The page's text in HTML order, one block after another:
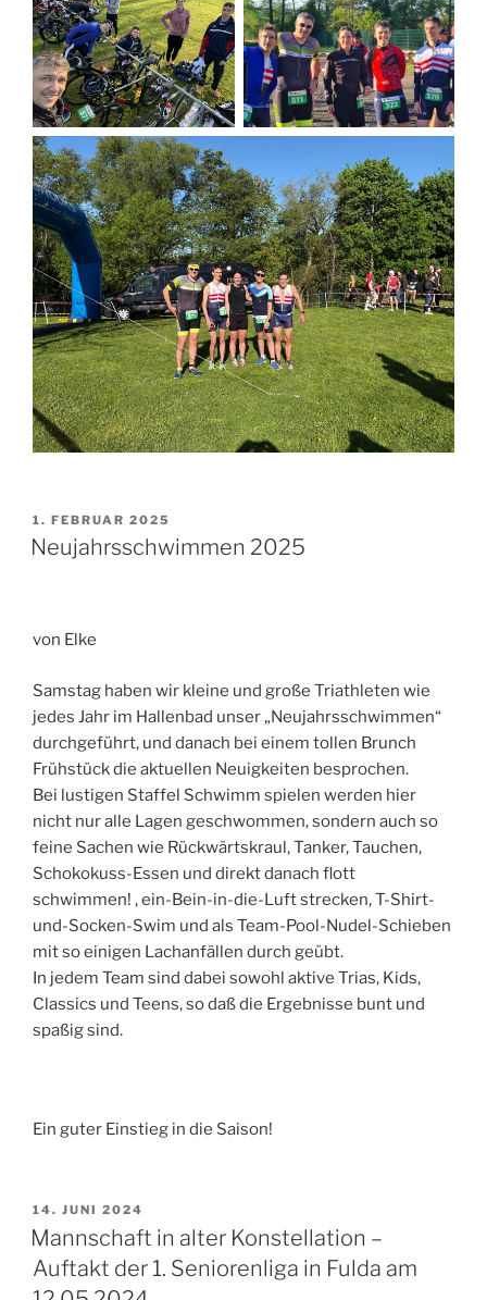
VERÖFFENTLICHT
AM
1. FEBRUAR 2025
Neujahrsschwimmen 2025
von Elke
Samstag haben wir kleine und große Triathleten wie
jedes Jahr im Hallenbad unser „Neujahrsschwimmen“
durchgeführt, und danach bei einem tollen Brunch
Frühstück die aktuellen Neuigkeiten besprochen.
Bei lustigen Staffel Schwimm spielen werden hier
nicht nur alle Lagen geschwommen, sondern auch so
feine Sachen wie Rückwärtskraul, Tanker, Tauchen,
Schokokuss-Essen und direkt danach flott
schwimmen! , ein-Bein-in-die-Luft strecken, T-Shirt-
und-Socken-Swim und als Team-Pool-Nudel-Schieben
mit so einigen Lachanfällen durch geübt.
In jedem Team sind dabei sowohl aktive Trias, Kids,
Classics und Teens, so daß die Ergebnisse bunt und
spaßig sind.
Ein guter Einstieg in die Saison!
VERÖFFENTLICHT
AM
14. JUNI 2024
Mannschaft in alter Konstellation –
Auftakt der 1. Seniorenliga in Fulda am